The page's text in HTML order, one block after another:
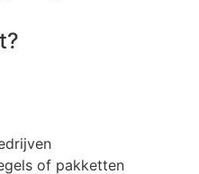
of pakketten